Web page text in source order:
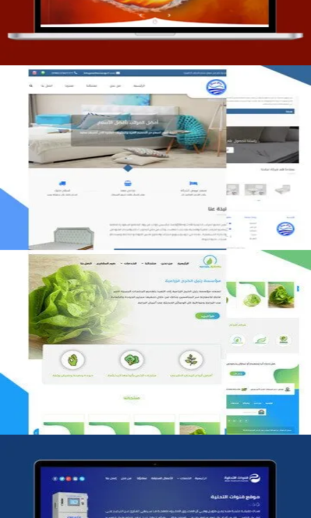
مصنع المراتب الخليجية
مؤسسة رتيل الخرج الزراعية
التفاصيل
شركة قنوات التحليه